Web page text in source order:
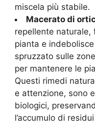
miscela più stabile.
Macerato di
repellente naturale,
pianta e
spruzzato sulle
per mantenere le
Questi rimedi
e attenzione, sono
biologici,
l’accumulo di